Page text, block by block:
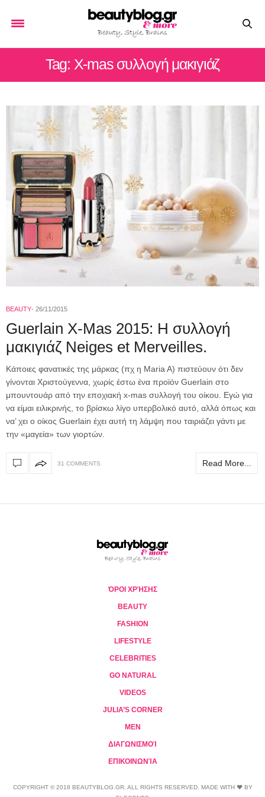
Tag: X-mas συλλογή μακιγιάζ
BEAUTY 26/11/2015
Guerlain X-Mas 2015: Η συλλογή
μακιγιάζ Neiges et Merveilles.
Kάποιες φανατικές της μάρκας (πχ η Maria A) πιστεύουν ότι δεν
γίνονται Χριστούγεννα, χωρίς έστω ένα προϊόν Guerlain στο
μπουντουάρ από την εποχιακή x-mas συλλογή του οίκου. Εγώ για
να είμαι ειλικρινής, το βρίσκω λίγο υπερβολικό αυτό, αλλά όπως και
να’ χει ο οίκος Guerlain έχει αυτή τη λάμψη που ταιριάζει γάντι με
την «μαγεία» των γιορτών.
31 COMMENTS Read More...
ΌΡΟΙ ΧΡΉΣΗΣ
BEAUTY
FASHION
LIFESTYLE
CELEBRITIES
GO NATURAL
VIDEOS
JULIA’S CORNER
MEN
ΔΙΑΓΩΝΙΣΜΟΊ
ΕΠΙΚΟΙΝΩΝΊΑ
COPYRIGHT © 2018 BEAUTYBLOG.GR. ALL RIGHTS RESERVED. MADE WITH ❤ BY